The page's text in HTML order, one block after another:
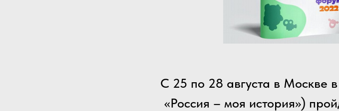
С 25 по 28 августа в
«Россия – моя история»)